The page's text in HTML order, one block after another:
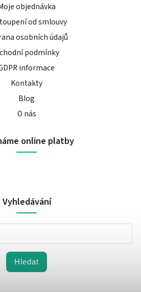
objednávka
od smlouvy
osobních údajů
podmínky
informace
Kontakty
Blog
O nás
online platby
Vyhledávání
Hledat